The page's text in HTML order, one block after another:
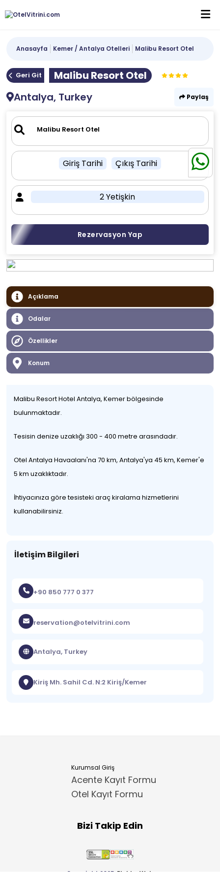
Anasayfa Kemer / Antalya Otelleri Malibu Resort Otel
Geri Git
Malibu Resort Otel
Antalya, Turkey
Paylaş
Giriş Tarihi Çıkış Tarihi
2 Yetişkin
Rezervasyon Yap
Açıklama
Odalar
Özellikler
Konum
Malibu Resort Hotel Antalya, Kemer bölgesinde
bulunmaktadır.
Tesisin denize uzaklığı 300 - 400 metre arasındadır.
Otel Antalya Havaalanı'na 70 km, Antalya'ya 45 km, Kemer'e
5 km uzaklıktadır.
İhtiyacınıza göre tesisteki araç kiralama hizmetlerini
kullanabilirsiniz.
İletişim Bilgileri
+90 850 777 0 377
reservation@otelvitrini.com
Antalya, Turkey
Kiriş Mh. Sahil Cd. N:2 Kiriş/Kemer
Kurumsal Giriş
Acente Kayıt Formu
Otel Kayıt Formu
Bizi Takip Edin
Copyright 2025 ElektraWeb